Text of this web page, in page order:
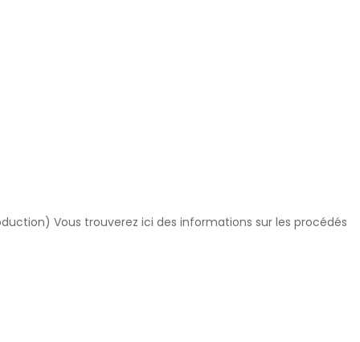
Vous trouverez ici des informations sur les procédés